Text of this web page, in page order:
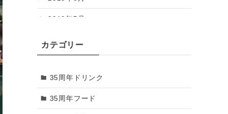
2018年5月
2018年4月
2018年2月
2018年1月
カテゴリー
35周年ドリンク
35周年フード